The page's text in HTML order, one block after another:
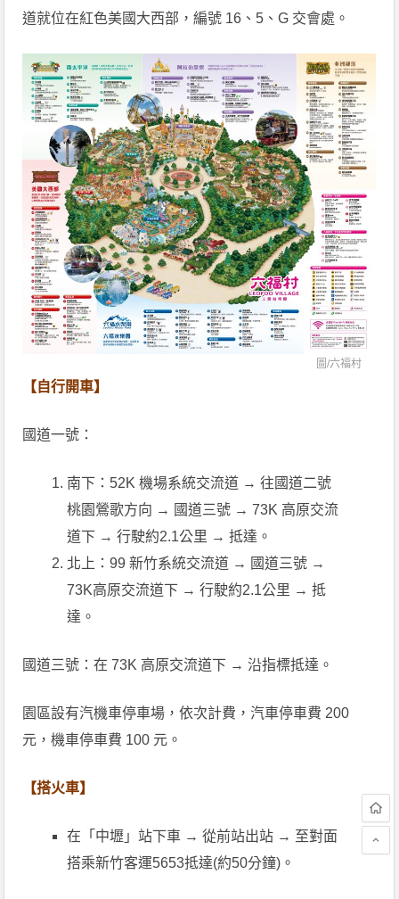
道就位在紅色美國大西部，編號 16、5、G 交會處。
圖/六福村
【自行開車】
國道一號：
南下：52K 機場系統交流道 → 往國道二號
桃園鶯歌方向 → 國道三號 → 73K 高原交流
道下 → 行駛約2.1公里 → 抵達。
北上：99 新竹系統交流道 → 國道三號 →
73K高原交流道下 → 行駛約2.1公里 → 抵
達。
國道三號：在 73K 高原交流道下 → 沿指標抵達。
園區設有汽機車停車場，依次計費，汽車停車費 200
元，機車停車費 100 元。
【搭火車】
在「中壢」站下車 → 從前站出站 → 至對面
搭乘新竹客運5653抵達(約50分鐘)。